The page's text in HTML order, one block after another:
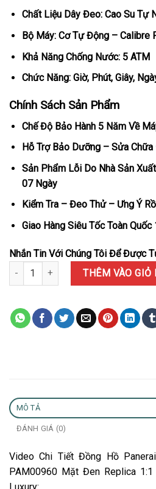
Chất Liệu Dây Đeo: Cao Su Tự
Bộ Máy: Cơ Tự Động – Calibre
Khả Năng Chống Nước: 5 ATM
Chức Năng: Giờ, Phút, Giây,
Chính Sách Sản Phẩm
Chế Độ Bảo Hành 5 Năm Về
Hỗ Trợ Bảo Dưỡng – Sửa Chữa
Sản Phẩm Lỗi Do Nhà Sản
07 Ngày
Kiểm Tra – Đeo Thử – Ưng Ý
Giao Hàng Siêu Tốc Toàn
Nhắn Tin Với Chúng Tôi Để Được
Đồng Hồ Panerai Submersible
THÊM VÀO GIỎ
MÔ TẢ
ĐÁNH GIÁ (0)
Video Chi Tiết Đồng Hồ
PAM00960 Mặt Đen Replica